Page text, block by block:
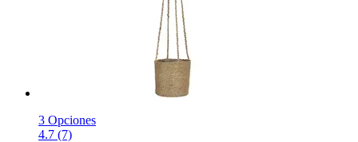
3 Opciones
4.7 (7)